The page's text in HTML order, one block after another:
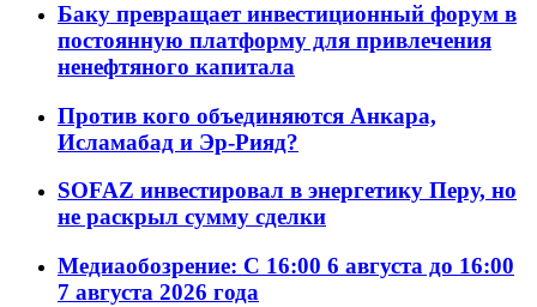
Баку превращает инвестиционный форум в
постоянную платформу для привлечения
ненефтяного капитала
Против кого объединяются Анкара,
Исламабад и Эр-Рияд?
SOFAZ инвестировал в энергетику Перу, но
не раскрыл сумму сделки
Медиаобозрение: С 16:00 6 августа до 16:00
7 августа 2026 года